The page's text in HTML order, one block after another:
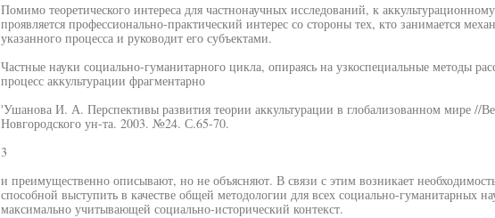
Помимо теоретического интереса для частнонаучных исследований, к
проявляется профессионально-практический интерес со стороны тех, кто занимается
указанного процесса и руководит его субъектами.
Частные науки социально-гуманитарного цикла, опираясь на узкоспециальные методы
процесс аккультурации фрагментарно
'Ушанова И. А. Перспективы развития теории аккультурации в глобализованном мире //
Новгородского ун-та. 2003. №24. С.65-70.
3
и преимущественно описывают, но не объясняют. В связи с этим возникает
способной выступить в качестве общей методологии для всех социально-гуманитарных
максимально учитывающей социально-исторический контекст.